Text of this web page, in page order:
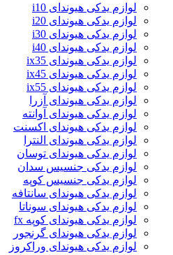
لوازم یدکی هیوندای i10
لوازم یدکی هیوندای i20
لوازم یدکی هیوندای i30
لوازم یدکی هیوندای i40
لوازم یدکی هیوندای ix35
لوازم یدکی هیوندای ix45
لوازم یدکی هیوندای ix55
لوازم یدکی هیوندای آزرا
لوازم یدکی هیوندای آوانته
لوازم یدکی هیوندای اکسنت
لوازم یدکی هیوندای النترا
لوازم یدکی هیوندای توسان
لوازم یدکی جنسیس سدان
لوازم یدکی جنسیس کوپه
لوازم یدکی هیوندای سانتافه
لوازم یدکی هیوندای سوناتا
لوازم یدکی هیوندای کوپه fx
لوازم یدکی هیوندای گرنجور
لوازم یدکی هیوندای وراکروز